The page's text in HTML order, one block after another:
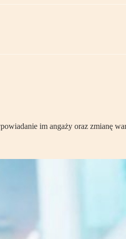
im angaży oraz zmianę